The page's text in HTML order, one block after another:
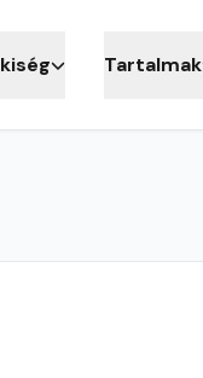
Tartalmak